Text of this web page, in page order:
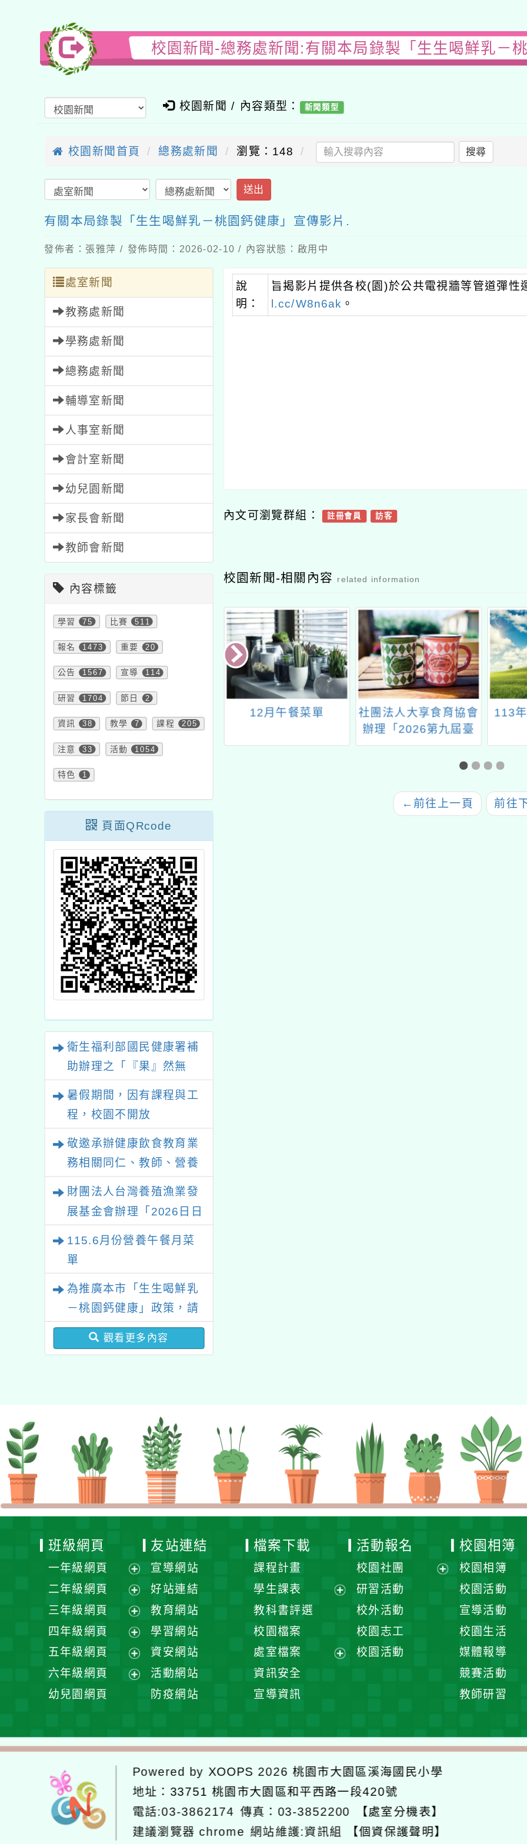
校園新聞-總務處新聞:有關本局錄製「生生喝鮮乳－
校園新聞 / 內容類型： 新聞類型
校園新聞首頁 總務處新聞 瀏覽：148 搜尋
送出
有關本局錄製「生生喝鮮乳－桃園鈣健康」宣傳影片.
發佈者：張雅萍 / 發佈時間：2026-02-10 / 內容狀態：啟用中
處室新聞
教務處新聞
學務處新聞
總務處新聞
輔導室新聞
人事室新聞
會計室新聞
幼兒園新聞
家長會新聞
教師會新聞
內容標籤
學習 75 比賽 511
報名 1473 重要 20
公告 1567 宣導 114
研習 1704 節日 2
資訊 38 教學 7 課程 205
注意 33 活動 1054
特色 1
頁面QRcode
衛生福利部國民健康署補
助辦理之「『果』然無
敵！水果打卡挑戰賽」國
小中年級健康飲食教育推
廣活動資訊
暑假期間，因有課程與工
程，校園不開放
敬邀承辦健康飲食教育業
務相關同仁、教師、營養
師等，踴躍參加教育部國
健康飲食教育指導內容及
規劃」全國說明會。
財團法人台灣養殖漁業發
展基金會辦理「2026日日
115.6月份營養午餐月菜
單
為推廣本市「生生喝鮮乳
－桃園鈣健康」政策，請
貴校持續加強向家長及學
童提醒兌領及宣導注意事
觀看更多內容
說
明：
旨揭影片提供各校(園)於公共電視牆等管道彈性
l.cc/W8n6ak 。
內文可瀏覽群組： 註冊會員 訪客
校園新聞-相關內容 related information
影響，為維護本市校園
午餐品質與安全，自即
12月午餐菜單 社團法人大享食育協會
辦理「2026第九屆臺
灣學校午餐大賽『年年
午海味』學生評審募
113
← 前往上一頁 前往
班級網頁
一年級網頁
展
開
選
單
二年級網頁
展
開
選
單
三年級網頁
展
選
單
四年級網頁
展
選
五年級網頁
展
六年級網頁
單
幼兒園網頁
友站連結
宣導網站
好站連結
教育網站
學習網站
資安網站
活動網站
防疫網站
檔案下載
課程計畫
學生課表
單
教科書評選
校園檔案
處室檔案
資訊安全
宣導資訊
活動報名
校園社團
研習活動
校外活動
校園志工
校園活動
校園相簿
校園相簿
校園活動
宣導活動
校園生活
媒體報導
競賽活動
教師研習
Powered by XOOPS 2026桃園市大園區溪海國民小學
地址： 33751 桃園市大園區和平西路一段420號
電話:03-3862174 傳真：03-3852200 【處室分機表】
建議瀏覽器 chrome 網站維護:資訊組 【個資保護聲明】